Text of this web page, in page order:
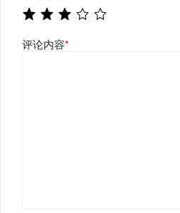
评论内容*